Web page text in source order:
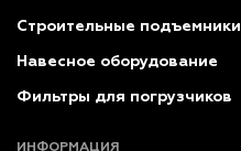
Строительные подъемники
Навесное оборудование
Фильтры для погрузчиков
ИНФОРМАЦИЯ